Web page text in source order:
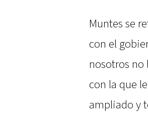
Muntes se
con el
nosotros no
con la que
ampliado y